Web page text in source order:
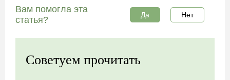
Вам помогла эта
статья?
Да Нет
Советуем прочитать